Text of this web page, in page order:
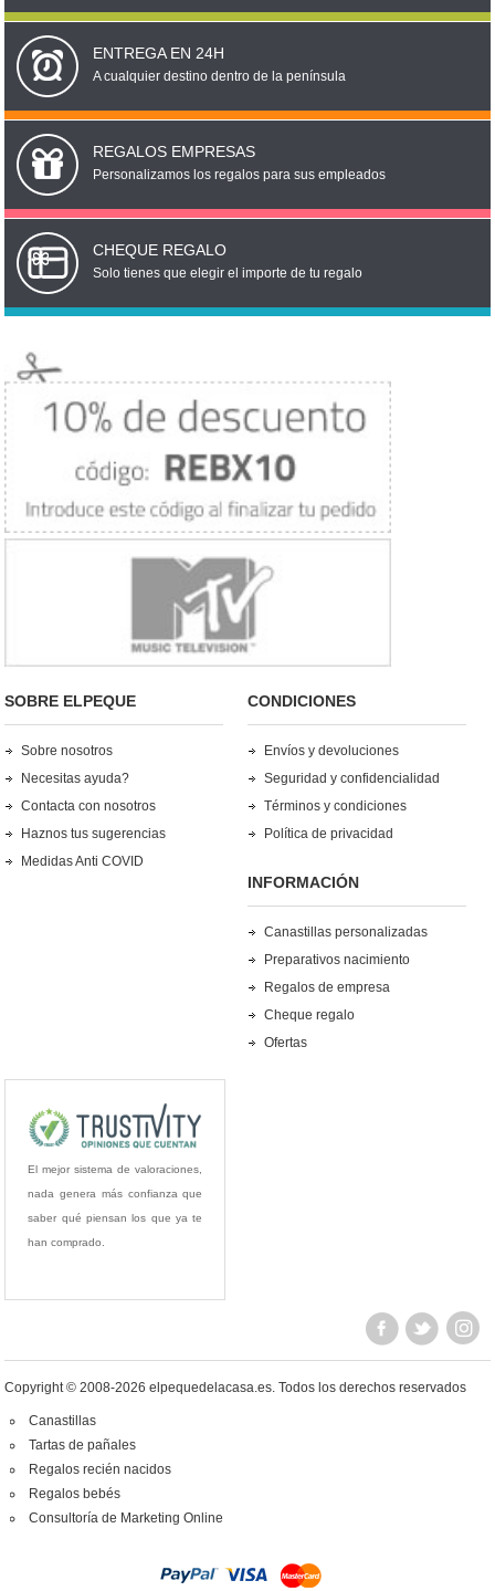
ENTREGA EN 24H
A cualquier destino dentro de la península
REGALOS EMPRESAS
Personalizamos los regalos para sus empleados
CHEQUE REGALO
Solo tienes que elegir el importe de tu regalo
SOBRE ELPEQUE
Sobre nosotros
Necesitas ayuda?
Contacta con nosotros
Haznos tus sugerencias
Medidas Anti COVID
CONDICIONES
Envíos y devoluciones
Seguridad y confidencialidad
Términos y condiciones
Política de privacidad
INFORMACIÓN
Canastillas personalizadas
Preparativos nacimiento
Regalos de empresa
Cheque regalo
Ofertas
El mejor sistema de valoraciones,
nada genera más confianza que
saber qué piensan los que ya te
han comprado.
Copyright © 2008-2026 elpequedelacasa.es.Todos los derechos reservados
Canastillas
Tartas de pañales
Regalos recién nacidos
Regalos bebés
Consultoría de Marketing Online